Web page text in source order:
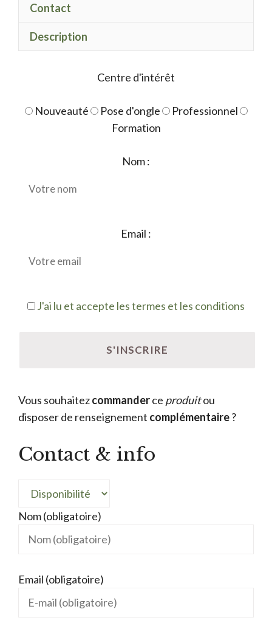
Contact
Description
Centre d'intérêt
Nouveauté Pose d'ongle
Professionnel
Formation
Nom :
Email :
J'ai lu et accepte les termes et les conditions
Vous souhaitezcommanderce produitou
disposer de renseignement complémentaire?
Contact & info
Nom (obligatoire)
Email (obligatoire)